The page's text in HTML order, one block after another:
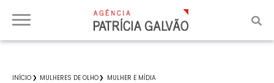
INÍCIO MULHERES DE OLHO MULHER E MÍDIA